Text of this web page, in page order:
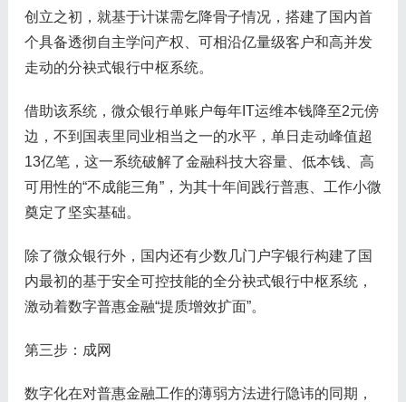
创立之初，就基于计谋需乞降骨子情况，搭建了国内首
个具备透彻自主学问产权、可相沿亿量级客户和高并发
走动的分袂式银行中枢系统。
借助该系统，微众银行单账户每年IT运维本钱降至2元傍
边，不到国表里同业相当之一的水平，单日走动峰值超
13亿笔，这一系统破解了金融科技大容量、低本钱、高
可用性的“不成能三角”，为其十年间践行普惠、工作小微
奠定了坚实基础。
除了微众银行外，国内还有少数几门户字银行构建了国
内最初的基于安全可控技能的全分袂式银行中枢系统，
激动着数字普惠金融“提质增效扩面”。
第三步：成网
数字化在对普惠金融工作的薄弱方法进行隐讳的同期，